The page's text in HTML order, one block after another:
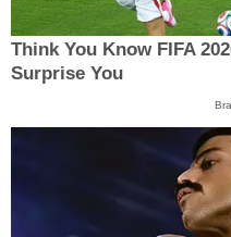
Think You Know FIFA
Surprise You